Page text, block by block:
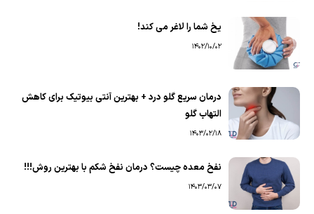
یخ شما را لاغر می کند!
1402/10/02
درمان سریع گلو درد + بهترین آنتی بیوتیک برای کاهش
التهاب گلو
1403/02/18
نفخ معده چیست؟ درمان نفخ شکم با بهترین روش!!!
1403/03/07